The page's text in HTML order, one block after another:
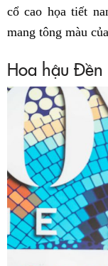
cổ cao họa tiết
mang tông màu
Hoa hậu